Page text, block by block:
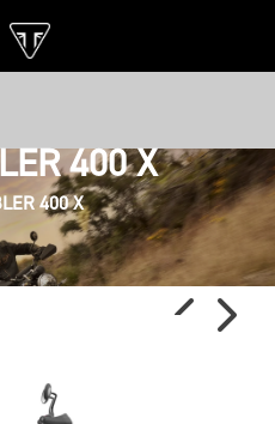
400 X
400 X